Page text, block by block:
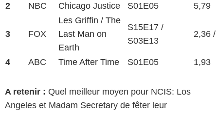
2 NBC Chicago Justice S01E05 5,79
3 FOX
Les Griffin / The
Last Man on
Earth
S15E17 /
S03E13
2,36 /
4 ABC Time After Time S01E05 1,93
A retenir : Quel meilleur moyen pour NCIS: Los
Angeles et Madam Secretary de fêter leur